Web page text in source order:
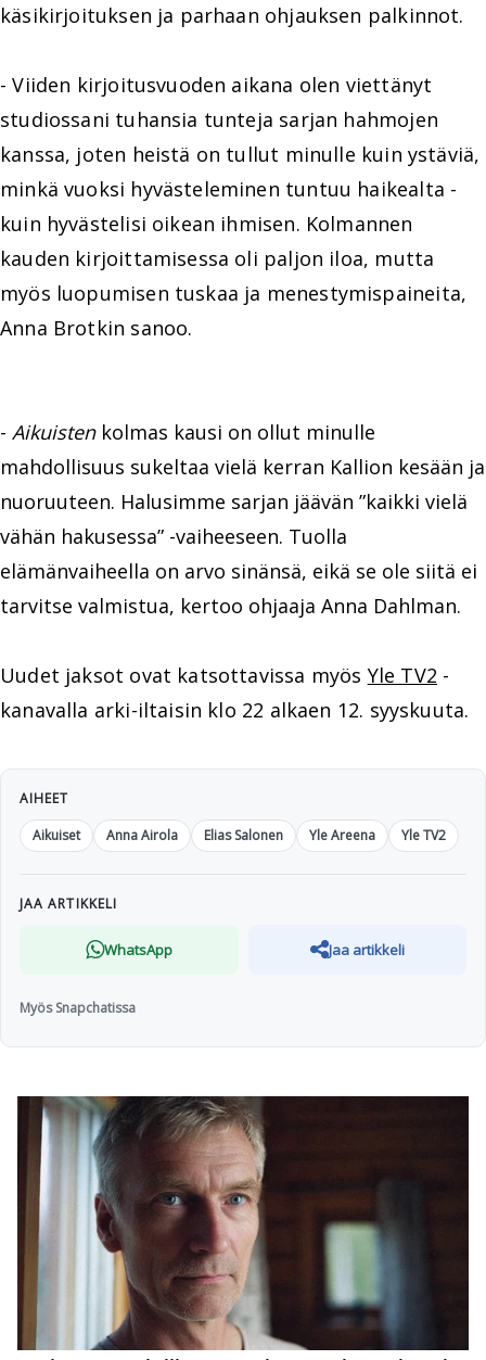
käsikirjoituksen ja parhaan ohjauksen palkinnot.
- Viiden kirjoitusvuoden aikana olen viettänyt
studiossani tuhansia tunteja sarjan hahmojen
kanssa, joten heistä on tullut minulle kuin ystäviä,
minkä vuoksi hyvästeleminen tuntuu haikealta -
kuin hyvästelisi oikean ihmisen. Kolmannen
kauden kirjoittamisessa oli paljon iloa, mutta
myös luopumisen tuskaa ja menestymispaineita,
Anna Brotkin sanoo.
- Aikuistenkolmas kausi on ollut minulle
mahdollisuus sukeltaa vielä kerran Kallion kesään ja
nuoruuteen. Halusimme sarjan jäävän ”kaikki vielä
vähän hakusessa” -vaiheeseen. Tuolla
elämänvaiheella on arvo sinänsä, eikä se ole siitä ei
tarvitse valmistua, kertoo ohjaaja Anna Dahlman.
Uudet jaksot ovat katsottavissa myös Yle TV2 -
kanavalla arki-iltaisin klo 22 alkaen 12. syyskuuta.
AIHEET
Aikuiset
Anna Airola Elias Salonen Yle Areena Yle TV2
JAA ARTIKKELI
WhatsApp Jaa artikkeli
Myös Snapchatissa